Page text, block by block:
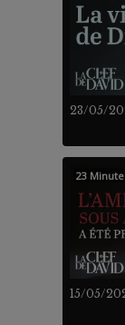
23/05/
15/05/
23